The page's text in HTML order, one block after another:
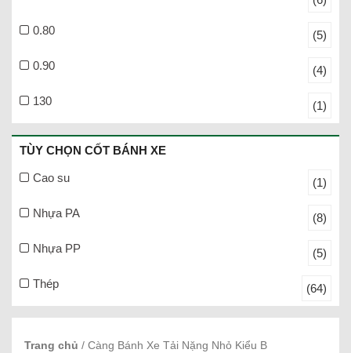
0.80 (5)
0.90 (4)
130 (1)
TÙY CHỌN CỐT BÁNH XE
Cao su (1)
Nhựa PA (8)
Nhựa PP (5)
Thép (64)
Trang chủ / Càng Bánh Xe Tải Nặng Nhỏ Kiểu B